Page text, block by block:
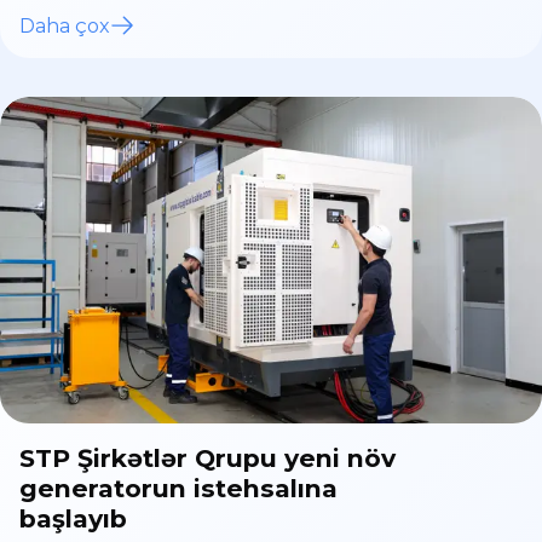
Daha çox
STP Şirkətlər Qrupu yeni növ
generatorun istehsalına
başlayıb